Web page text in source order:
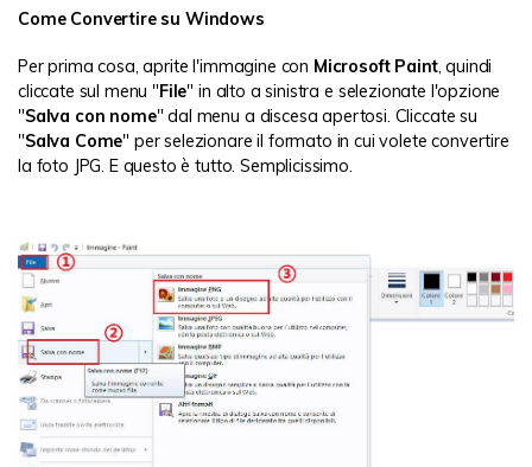
Come Convertire su Windows
Per prima cosa, aprite l'immagine con Microsoft Paint, quindi
cliccate sul menu "File" in alto a sinistra e selezionate l'opzione
"Salva con nome" dal menu a discesa apertosi. Cliccate su
"Salva Come" per selezionare il formato in cui volete convertire
la foto JPG. E questo è tutto. Semplicissimo.